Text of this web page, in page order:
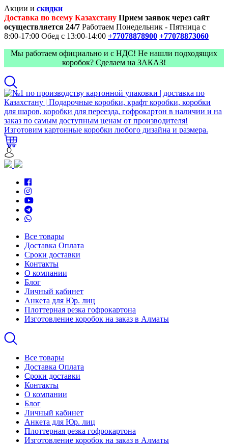
Акции и скидки
Доставка по всему Казахстану Прием заявок через сайт
осуществляется 24/7 Работаем Понедельник - Пятница с
8:00-17:00 Обед с 13:00-14:00 +77078878900 +77078873060
Мы работаем официально и с НДС! Не нашли подходящих
коробок? Сделаем на ЗАКАЗ!
Все товары
Доставка Оплата
Сроки доставки
Контакты
О компании
Блог
Личный кабинет
Анкета для Юр. лиц
Плоттерная резка гофрокартона
Изготовление коробок на заказ в Алматы
Все товары
Доставка Оплата
Сроки доставки
Контакты
О компании
Блог
Личный кабинет
Анкета для Юр. лиц
Плоттерная резка гофрокартона
Изготовление коробок на заказ в Алматы